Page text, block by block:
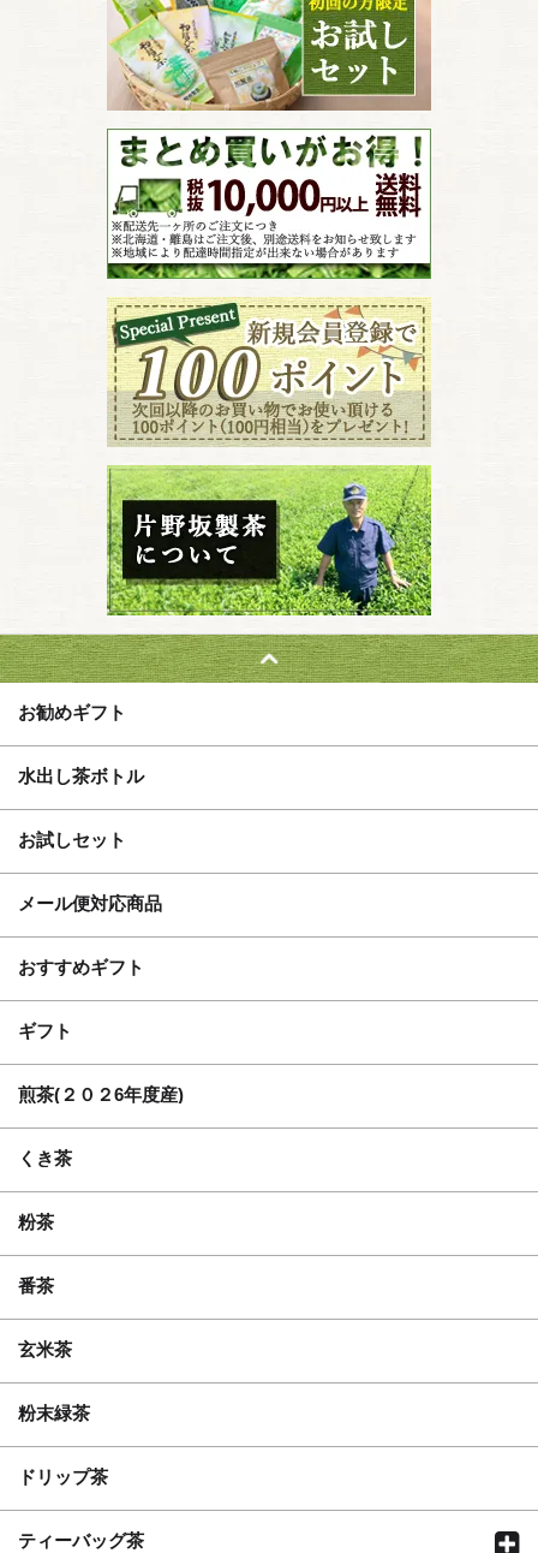
お勧めギフト
水出し茶ボトル
お試しセット
メール便対応商品
おすすめギフト
ギフト
煎茶(２０２6年度産)
くき茶
粉茶
番茶
玄米茶
粉末緑茶
ドリップ茶
ティーバッグ茶